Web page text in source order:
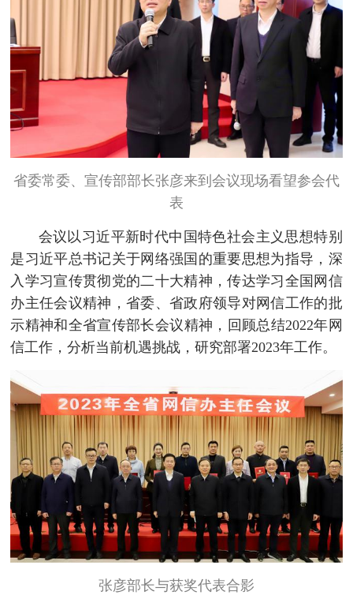
省委常委、宣传部部长张彦来到会议现场看望参会代
表
会议以习近平新时代中国特色社会主义思想特别
是习近平总书记关于网络强国的重要思想为指导，深
入学习宣传贯彻党的二十大精神，传达学习全国网信
办主任会议精神，省委、省政府领导对网信工作的批
示精神和全省宣传部长会议精神，回顾总结2022年网
信工作，分析当前机遇挑战，研究部署2023年工作。
张彦部长与获奖代表合影